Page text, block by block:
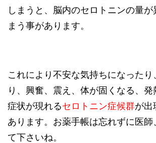
しまうと、脳内のセロトニンの量が
まう事があります。
これにより不安な気持ちになったり
り、興奮、震え、体が固くなる、
症状が現れるセロトニン症候群が出
あります。お薬手帳は忘れずに医
て下さいね。